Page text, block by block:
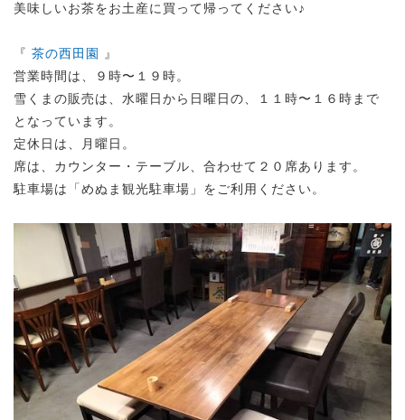
美味しいお茶をお土産に買って帰ってください♪
『 茶の西田園
』
営業時間は、９時〜１９時。
雪くまの販売は、水曜日から日曜日の、１１時〜１６時まで
となっています。
定休日は、月曜日。
席は、カウンター・テーブル、合わせて２０席あります。
駐車場は「めぬま観光駐車場」をご利用ください。